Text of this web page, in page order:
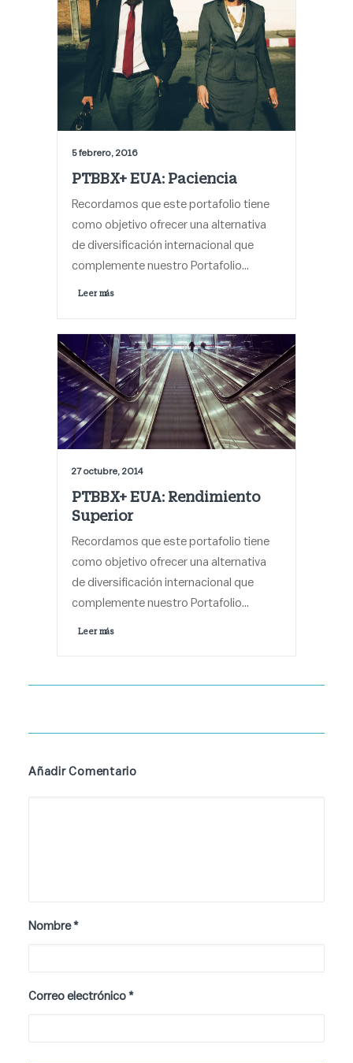
5 febrero, 2016
PTBBX+ EUA: Paciencia
Recordamos que este portafolio tiene
como objetivo ofrecer una alternativa
de diversificación internacional que
complemente nuestro Portafolio…
Leer más
27 octubre, 2014
PTBBX+ EUA: Rendimiento
Superior
Recordamos que este portafolio tiene
como objetivo ofrecer una alternativa
de diversificación internacional que
complemente nuestro Portafolio…
Leer más
Añadir Comentario
Nombre*
Correo electrónico *